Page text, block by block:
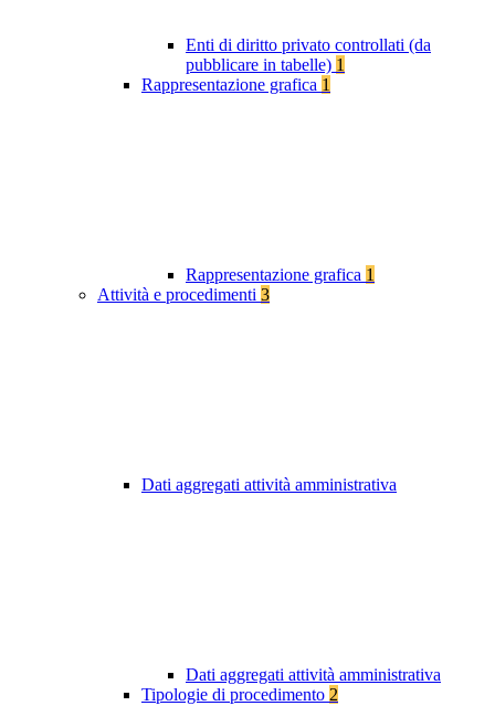
Enti di diritto privato controllati (da
pubblicare in tabelle) 1
Rappresentazione grafica 1
Rappresentazione grafica 1
Attività e procedimenti 3
Dati aggregati attività amministrativa
Dati aggregati attività amministrativa
Tipologie di procedimento 2